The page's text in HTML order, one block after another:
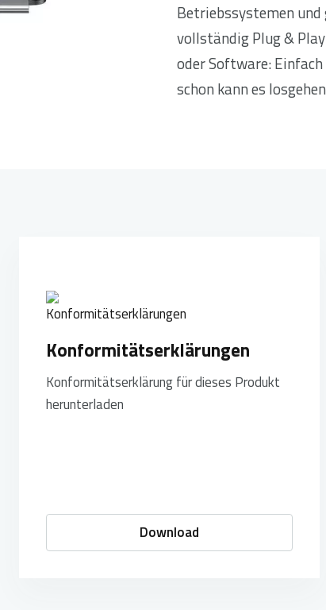
Betriebssystemen und
vollständig Plug &
oder Software:
schon kann es
Konformitätserklärungen
Konformitätserklärung für dieses Produkt
herunterladen
Download